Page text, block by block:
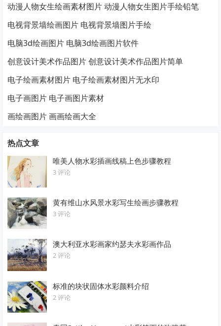
动漫人物女生绘画素材图片 动漫人物女生图片手绘铅笔
电视背景墙绘画图片 电视背景墙图片手绘
电脑3d绘画图片 电脑3d绘画图片软件
创意设计美术作品图片 创意设计美术作品图片简单
电子绘画素材图片 电子绘画素材图片无水印
电子画图片 电子画图片素材
画绘画图片 画画绘画大全
热点文章
唯美人物水彩插画线稿上色步骤教程
3 评论
黄有维山水风景水彩写生绘画步骤教程
3 评论
澳大利亚水彩画家约瑟夫水彩画作品
2 评论
标准的块状固体水彩颜料介绍
2 评论